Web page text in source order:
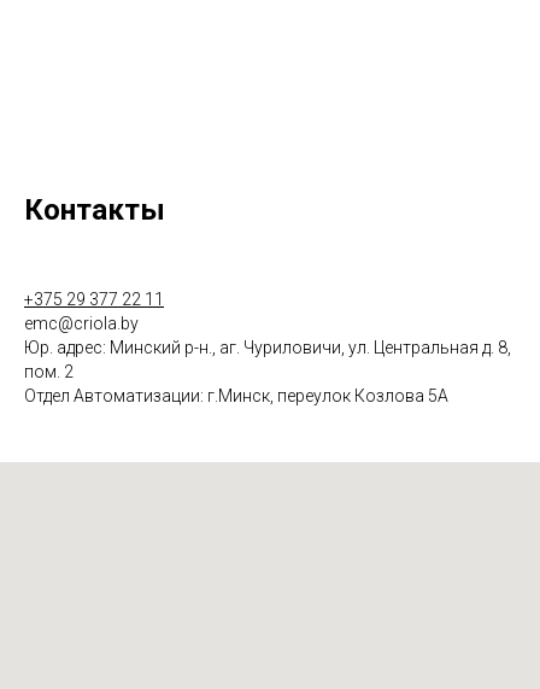
Контакты
+375 29 377 22 11
emc@criola.by
Юр. адрес: Минский р-н., аг. Чуриловичи, ул. Центральная д. 8,
пом. 2
Отдел Автоматизации: г.Минск, переулок Козлова 5А